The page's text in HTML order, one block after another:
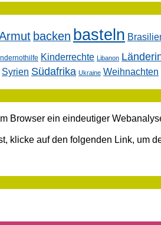
backen basteln
Kinderrechte Libanon
Syrien Südafrika Ukraine Weihnachten
Browser ein eindeutiger
klicke auf den folgenden Link, um